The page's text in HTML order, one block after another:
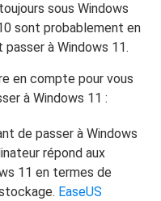
sous Windows
sont probablement en
à Windows 11.
en compte pour vous
à Windows 11 :
de passer à Windows
répond aux
11 en termes de
EaseUS